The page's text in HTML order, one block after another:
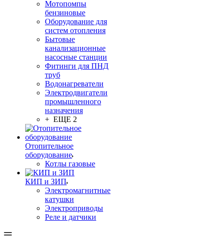
Мотопомпы
бензиновые
Оборудование для
систем отопления
Бытовые
канализационные
насосные станции
Фитинги для ПНД
труб
Водонагреватели
Электродвигатели
промышленного
назначения
+ ЕЩЕ 2
Отопительное
оборудование
Котлы газовые
КИП и ЗИП
Электромагнитные
катушки
Электроприводы
Реле и датчики